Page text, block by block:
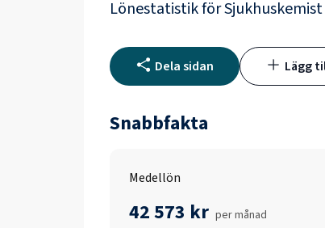
Lönestatistik förSjukhuskemist
Dela sidan Lägg
Snabbfakta
Medellön
42 573 kr per månad